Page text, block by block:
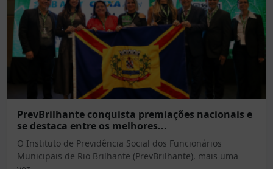
PrevBrilhante conquista premiações nacionais e
se destaca entre os melhores...
O Instituto de Previdência Social dos Funcionários
Municipais de Rio Brilhante (PrevBrilhante), mais uma